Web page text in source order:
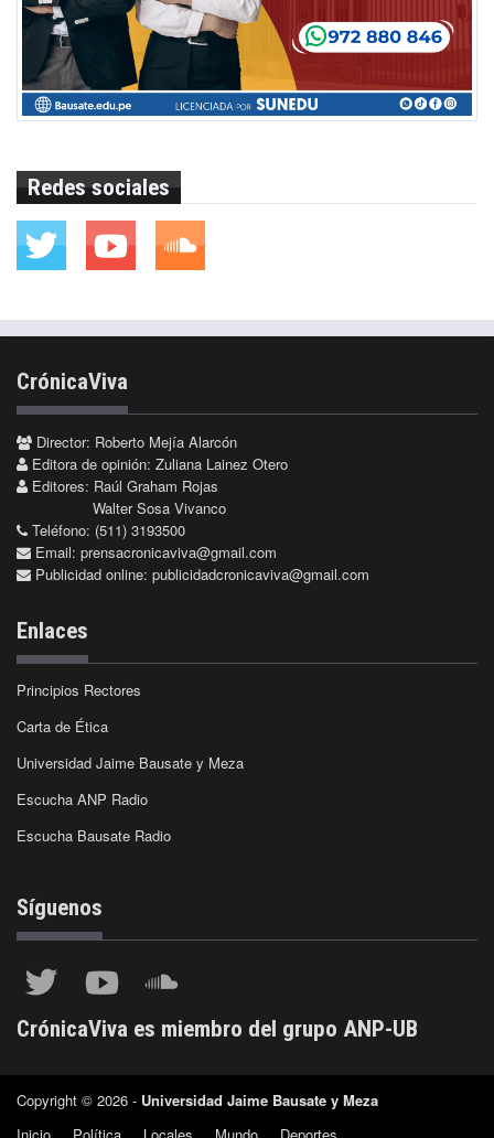
Redes sociales
CrónicaViva
Director: Roberto Mejía Alarcón
Editora de opinión: Zuliana Lainez Otero
Editores: Raúl Graham Rojas
Walter Sosa Vivanco
Teléfono: (511) 3193500
Email: prensacronicaviva@gmail.com
Publicidad online: publicidadcronicaviva@gmail.com
Enlaces
Principios Rectores
Carta de Ética
Universidad Jaime Bausate y Meza
Escucha ANP Radio
Escucha Bausate Radio
Síguenos
CrónicaViva es miembro del grupo ANP-UB
Copyright © 2026 - Universidad Jaime Bausate y Meza